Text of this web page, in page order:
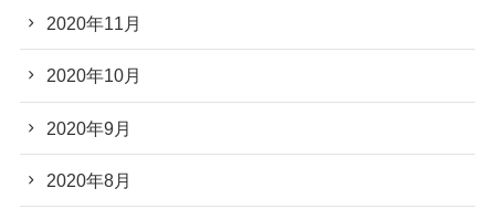
2020年11月
2020年10月
2020年9月
2020年8月